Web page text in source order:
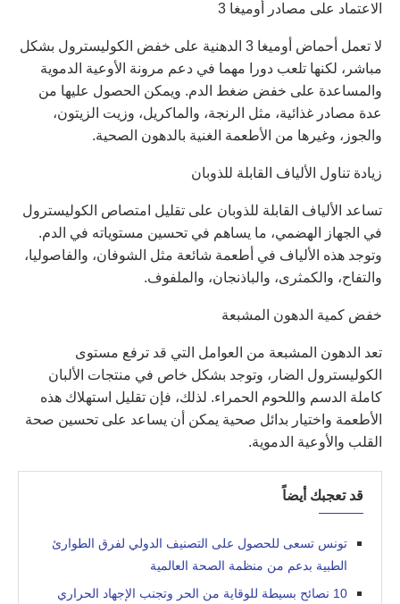
الاعتماد على مصادر أوميغا 3
لا تعمل أحماض أوميغا 3 الدهنية على خفض الكوليسترول بشكل
مباشر، لكنها تلعب دورا مهما في دعم مرونة الأوعية الدموية
والمساعدة على خفض ضغط الدم. ويمكن الحصول عليها من
عدة مصادر غذائية، مثل الرنجة، والماكريل، وزيت الزيتون،
والجوز، وغيرها من الأطعمة الغنية بالدهون الصحية.
زيادة تناول الألياف القابلة للذوبان
تساعد الألياف القابلة للذوبان على تقليل امتصاص الكوليسترول
في الجهاز الهضمي، ما يساهم في تحسين مستوياته في الدم.
وتوجد هذه الألياف في أطعمة شائعة مثل الشوفان، والفاصوليا،
والتفاح، والكمثرى، والباذنجان، والملفوف.
خفض كمية الدهون المشبعة
تعد الدهون المشبعة من العوامل التي قد ترفع مستوى
الكوليسترول الضار، وتوجد بشكل خاص في منتجات الألبان
كاملة الدسم واللحوم الحمراء. لذلك، فإن تقليل استهلاك هذه
الأطعمة واختيار بدائل صحية يمكن أن يساعد على تحسين صحة
القلب والأوعية الدموية.
قد تعجبك أيضاً
تونس تسعى للحصول على التصنيف الدولي لفرق الطوارئ
الطبية بدعم من منظمة الصحة العالمية
10 نصائح بسيطة للوقاية من الحر وتجنب الإجهاد الحراري